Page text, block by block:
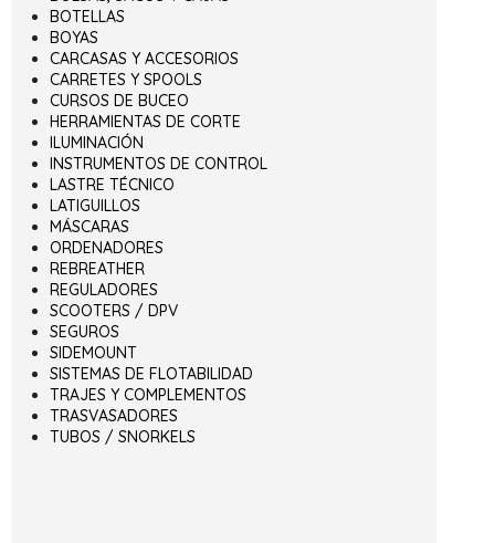
BOTELLAS
BOYAS
CARCASAS Y ACCESORIOS
CARRETES Y SPOOLS
CURSOS DE BUCEO
HERRAMIENTAS DE CORTE
ILUMINACIÓN
INSTRUMENTOS DE CONTROL
LASTRE TÉCNICO
LATIGUILLOS
MÁSCARAS
ORDENADORES
REBREATHER
REGULADORES
SCOOTERS / DPV
SEGUROS
SIDEMOUNT
SISTEMAS DE FLOTABILIDAD
TRAJES Y COMPLEMENTOS
TRASVASADORES
TUBOS / SNORKELS